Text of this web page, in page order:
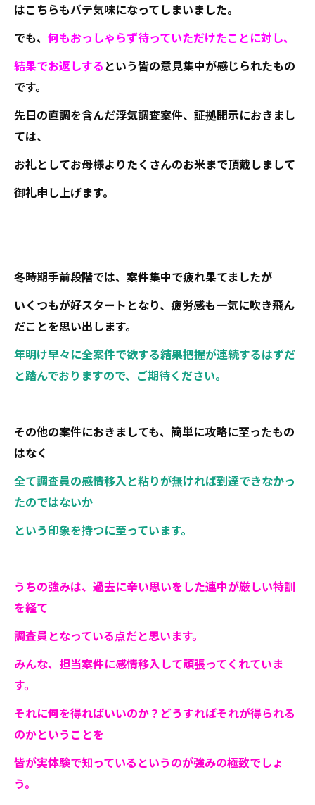
はこちらもバテ気味になってしまいました。
でも、 何もおっしゃらず待っていただけたことに対し、
結果でお返しするという皆の意見集中が感じられたもの
です。
先日の直調を含んだ浮気調査案件、証拠開示におきまし
ては、
お礼としてお母様よりたくさんのお米まで頂戴しまして
御礼申し上げます。
冬時期手前段階では、案件集中で疲れ果てましたが
いくつもが好スタートとなり、疲労感も一気に吹き飛ん
だことを思い出します。
年明け早々に全案件で欲する結果把握が連続するはずだ
と踏んでおりますので、ご期待ください。
その他の案件におきましても、簡単に攻略に至ったもの
はなく
全て調査員の感情移入と粘りが無ければ到達できなかっ
たのではないか
という印象を持つに至っています。
うちの強みは、過去に辛い思いをした連中が厳しい特訓
を経て
調査員となっている点だと思います。
みんな、担当案件に感情移入して頑張ってくれていま
す。
それに何を得ればいいのか？どうすればそれが得られる
のかということを
皆が実体験で知っているというのが強みの極致でしょ
う。